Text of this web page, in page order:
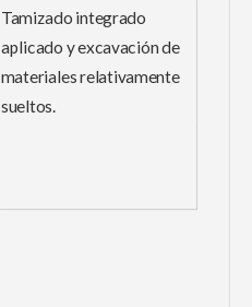
Tamizado integrado
aplicado y excavación de
materiales relativamente
sueltos.